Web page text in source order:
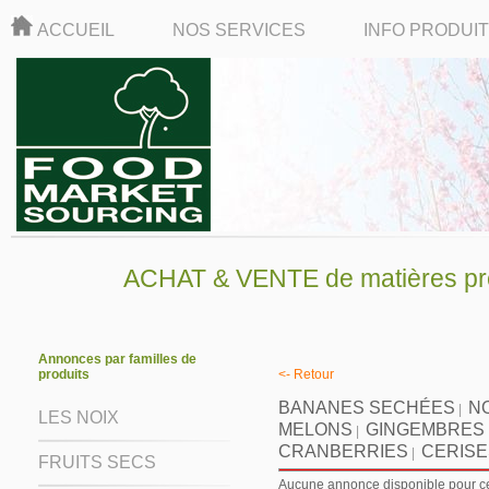
ACCUEIL NOS SERVICES INFO
ACHAT & VENTE de matières
Annonces par familles de
produits
LES NOIX
FRUITS SECS
<- Retour
BANANES SECHÉES
MELONS
GINGEMBRES
CRANBERRIES
Aucune annonce disponible pour